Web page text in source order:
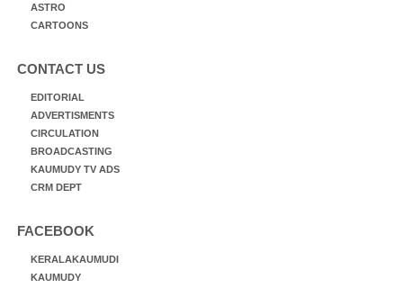
ASTRO
CARTOONS
CONTACT US
EDITORIAL
ADVERTISMENTS
CIRCULATION
BROADCASTING
KAUMUDY TV ADS
CRM DEPT
FACEBOOK
KERALAKAUMUDI
KAUMUDY